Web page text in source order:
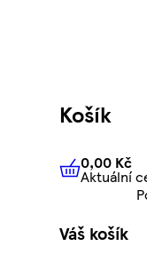
Košík
0,00 Kč
0,00 Kč
Aktuální
Váš košík